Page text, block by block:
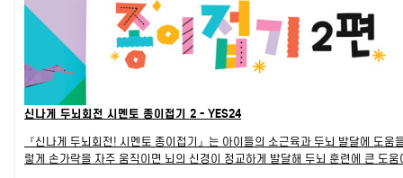
신나게 두뇌회전 시멘토 종이접기 2 - YES24
『신나게 두뇌회전! 시멘토 종이접기』는 아이들의 소근육과 두뇌 발달에 도
렇게 손가락을 자주 움직이면 뇌의 신경이 정교하게 발달해 두뇌 훈련에 큰 도